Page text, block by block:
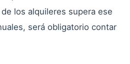
los alquileres supera ese
será obligatorio contar